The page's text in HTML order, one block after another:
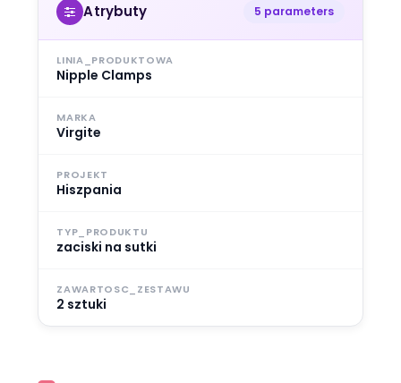
Atrybuty 5 parameters
LINIA_PRODUKTOWA
Nipple Clamps
MARKA
Virgite
PROJEKT
Hiszpania
TYP_PRODUKTU
zaciski na sutki
ZAWARTOSC_ZESTAWU
2 sztuki